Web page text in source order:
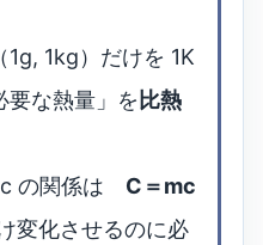
1g, 1kg）だけを 1K
要な熱量」を 比熱
c の関係は C＝mc
変化させるのに必